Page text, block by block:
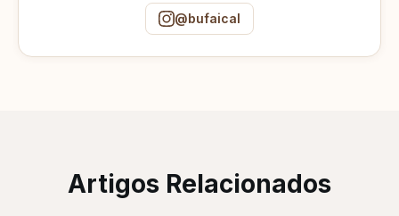
@bufaical
Artigos Relacionados